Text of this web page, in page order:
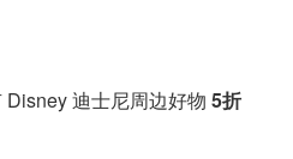
迪士尼周边好物 5折